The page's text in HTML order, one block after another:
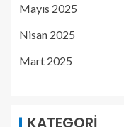
Mayıs 2025
Nisan 2025
Mart 2025
KATEGORI